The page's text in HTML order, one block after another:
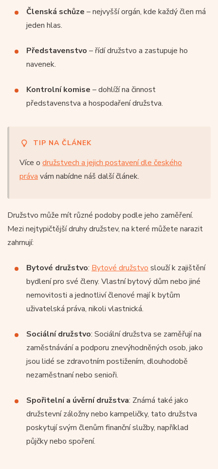
Členská schůze – nejvyšší orgán, kde každý člen má
jeden hlas.
Představenstvo – řídí družstvo a zastupuje ho
navenek.
Kontrolní komise – dohlíží na činnost
představenstva a hospodaření družstva.
TIP NA ČLÁNEK
Více o družstvech a jejich postavení dle českého
práva vám nabídne náš další článek.
Družstvo může mít různé podoby podle jeho zaměření.
Mezi nejtypičtější druhy družstev, na které můžete narazit
zahrnují:
Bytové družstvo: Bytové družstvo slouží k zajištění
bydlení pro své členy. Vlastní bytový dům nebo jiné
nemovitosti a jednotliví členové mají k bytům
uživatelská práva, nikoli vlastnická.
Sociální družstvo: Sociální družstva se zaměřují na
zaměstnávání a podporu znevýhodněných osob, jako
jsou lidé se zdravotním postižením, dlouhodobě
nezaměstnaní nebo senioři.
Spořitelní a úvěrní družstva: Známá také jako
družstevní záložny nebo kampeličky, tato družstva
poskytují svým členům finanční služby, například
půjčky nebo spoření.